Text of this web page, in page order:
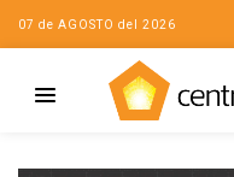
07 de AGOSTO del 2026